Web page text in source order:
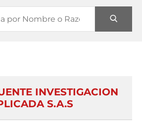
INVESTIGACION
S.A.S